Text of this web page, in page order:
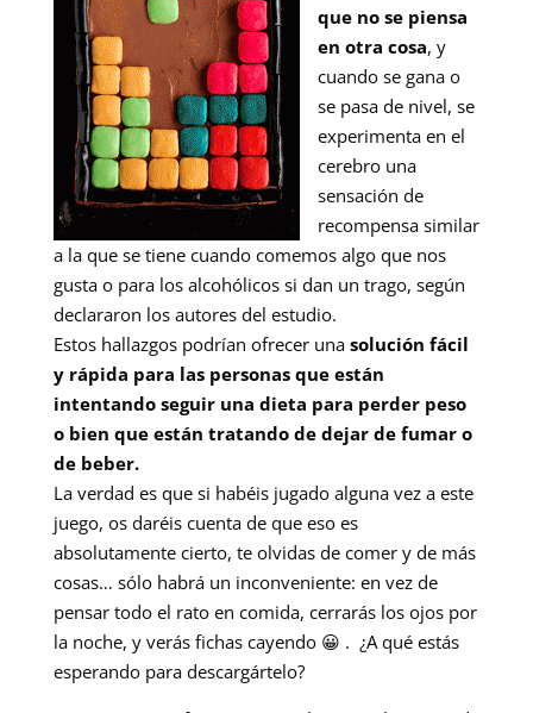
que no se piensa
en otra cosa, y
cuando se gana o
se pasa de nivel, se
experimenta en el
cerebro una
sensación de
recompensa similar
a la que se tiene cuando comemos algo que nos
gusta o para los alcohólicos si dan un trago, según
declararon los autores del estudio.
Estos hallazgos podrían ofrecer una solución fácil
y rápida para las personas que están
intentando seguir una dieta para perder peso
o bien que están tratando de dejar de fumar o
de beber.
La verdad es que si habéis jugado alguna vez a este
juego, os daréis cuenta de que eso es
absolutamente cierto, te olvidas de comer y de más
cosas… sólo habrá un inconveniente: en vez de
pensar todo el rato en comida, cerrarás los ojos por
la noche, y verás fichas cayendo 😀 . ¿A qué estás
esperando para descargártelo?